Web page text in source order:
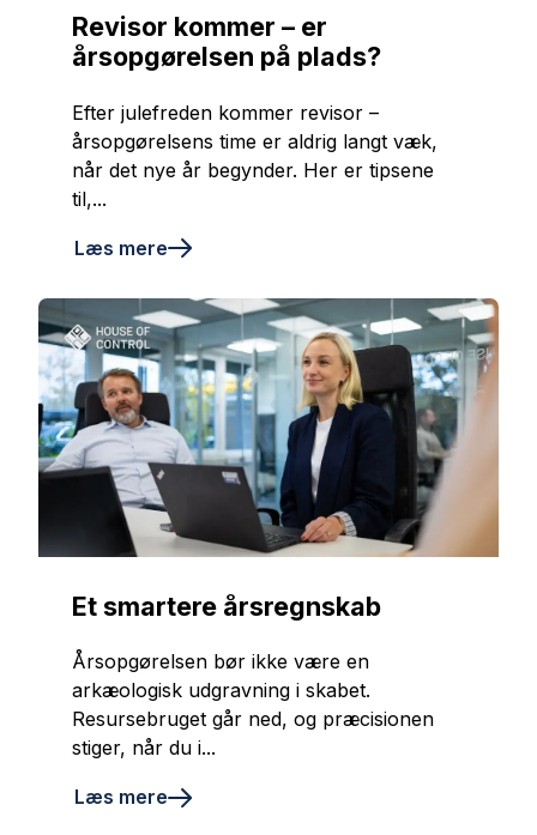
Revisor kommer – er
årsopgørelsen på plads?
Efter julefreden kommer revisor –
årsopgørelsens time er aldrig langt væk,
når det nye år begynder. Her er tipsene
til,...
Læs mere
Et smartere årsregnskab
Årsopgørelsen bør ikke være en
arkæologisk udgravning i skabet.
Resursebruget går ned, og præcisionen
stiger, når du i...
Læs mere